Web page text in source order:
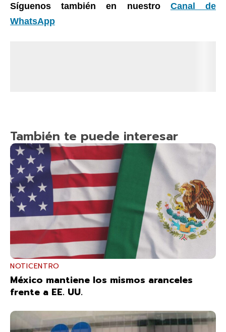
Síguenos también en nuestro Canal de
WhatsApp
También te puede interesar
NOTICENTRO
México mantiene los mismos aranceles
frente a EE. UU.